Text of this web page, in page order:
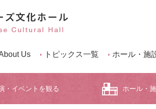
Us トピックス一覧 ホール・施
・イベントを観る ホール・